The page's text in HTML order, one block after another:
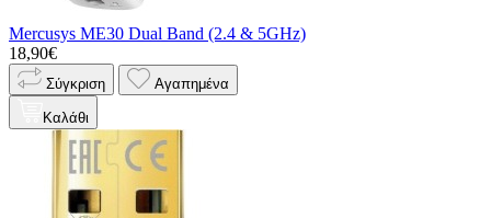
Mercusys ME30 Dual Band (2.4 & 5GHz)
18,90€
Σύγκριση Αγαπημένα
Καλάθι